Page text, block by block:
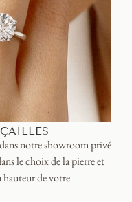
notre showroom privé
le choix de la pierre et
hauteur de votre